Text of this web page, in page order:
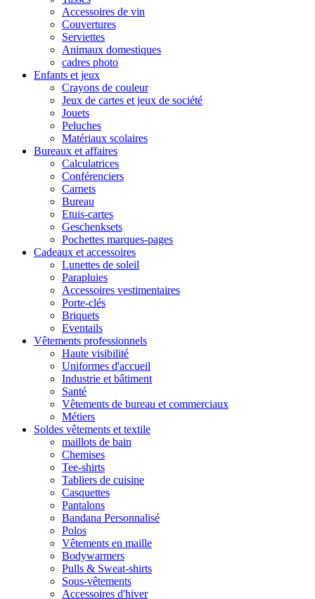
Accessoires de vin
Couvertures
Serviettes
Animaux domestiques
cadres photo
Enfants et jeux
Crayons de couleur
Jeux de cartes et jeux de société
Jouets
Peluches
Matériaux scolaires
Bureaux et affaires
Calculatrices
Conférenciers
Carnets
Bureau
Etuis-cartes
Geschenksets
Pochettes marques-pages
Cadeaux et accessoires
Lunettes de soleil
Parapluies
Accessoires vestimentaires
Porte-clés
Briquets
Eventails
Vêtements professionnels
Haute visibilité
Uniformes d'accueil
Industrie et bâtiment
Santé
Vêtements de bureau et commerciaux
Métiers
Soldes vêtements et textile
maillots de bain
Chemises
Tee-shirts
Tabliers de cuisine
Casquettes
Pantalons
Bandana Personnalisé
Polos
Vêtements en maille
Bodywarmers
Pulls & Sweat-shirts
Sous-vêtements
Accessoires d'hiver